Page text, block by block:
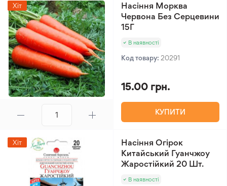
Хіт
Насіння Морква
Червона Без Серцевини
15Г
В наявності
Код товару: 20291
15.00 грн.
КУПИТИ
Хіт
Насіння Огірок
Китайський Гуанчжоу
Жаростійкий 20 Шт.
В наявності